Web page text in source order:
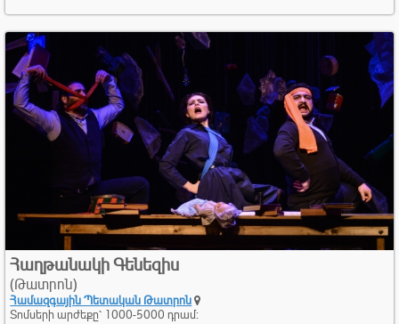
Հաղթանակի Գենեզիս
(Թատրոն)
Համազգային Պետական Թատրոն
Տոմսերի արժեքը՝ 1000-5000 դրամ: